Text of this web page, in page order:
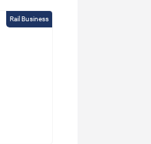
Rail Business